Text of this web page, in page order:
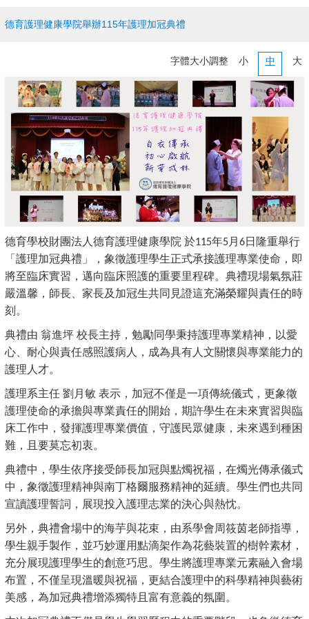
德育護理健康學院舉辦115年護理加冠典禮
字體大小調整 小 中 大
德育學校財團法人德育護理健康學院 於115年5月 6日隆重舉行
「護理加冠典禮」，象徵護理學生正式承接護理專業使命，即
將至臨床實習，邁向臨床照護的重要里程碑。典禮現場氣氛莊
嚴溫馨，師長、家長及加冠生共同見證這充滿榮耀與責任的時
刻。
典禮由 翁進坪 校長主持，勉勵同學秉持護理專業精神，以愛
心、耐心與責任感照護病人，成為具有人文關懷與專業能力的
護理人才。
護理系主任 劉月敏 表示，加冠不僅是一項傳統儀式，更象徵
護理使命的承擔與專業責任的開始，期許學生在未來實習與臨
床工作中，發揮護理專業價值，守護民眾健康，未來遇到種困
難，且要莫忘初衷。
典禮中，學生依序接受師長加冠與點燭祝福，在燭光傳承儀式
中，象徵護理精神與南丁格爾服務精神的延續。學生們也共同
宣讀護理誓詞，展現投入護理志業的決心與熱忱。
另外，典禮會場中的海芋與花束，由系學會周筱茵老師指導，
學生親手製作，並巧妙運用點滴架作為花藝裝置的樹幹素材，
充分展現護理學生的創意巧思。學生將護理專業元素融入會場
布置，不僅呈現溫暖與祝福，更結合護理中的科學精神與藝術
美感，為加冠典禮增添獨特且富有意義的氛圍。